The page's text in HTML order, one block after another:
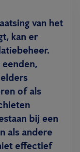
van het
kan er
eenden,
of als
bij een
als andere
effectief